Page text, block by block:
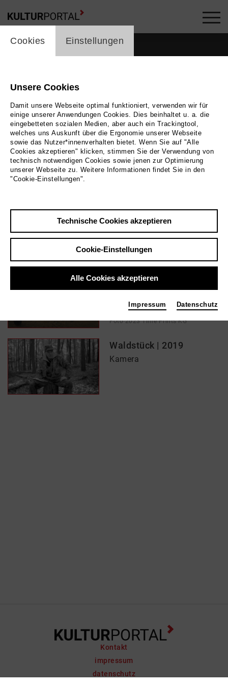
Zurück|Übersicht
In Filmen / Medien wie ...
DIE ERDE DER NAMIB |
2023
Kamera
Foto 2023 Time Prints KG
Waldstück | 2019
Kamera
Kontakt
impressum
datenschutz
cookie_layer
Cookies Einstellungen
Unsere Cookies
Damit unsere Webseite optimal funktioniert, verwenden wir für
einige unserer Anwendungen Cookies. Dies beinhaltet u. a. die
eingebetteten sozialen Medien, aber auch ein Trackingtool,
welches uns Auskunft über die Ergonomie unserer Webseite
sowie das Nutzer*innenverhalten bietet. Wenn Sie auf "Alle
Cookies akzeptieren" klicken, stimmen Sie der Verwendung von
technisch notwendigen Cookies sowie jenen zur Optimierung
unserer Webseite zu. Weitere Informationen findet Sie in den
"Cookie-Einstellungen".
Technische Cookies akzeptieren
Cookie-Einstellungen
Alle Cookies akzeptieren
Impressum Datenschutz